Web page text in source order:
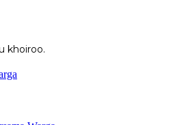
khoiroo.